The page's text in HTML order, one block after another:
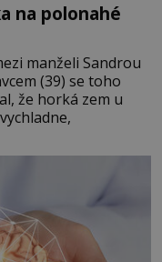
na polonahé
manželi Sandrou
(39) se toho
že horká zem u